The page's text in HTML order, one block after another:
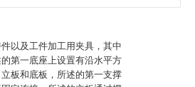
以及工件加工用夹具，其中
第一底座上设置有沿水平方
板和底板，所述的第一支撑